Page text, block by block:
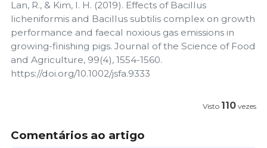
Lan, R., & Kim, I. H. (2019). Effects of Bacillus
licheniformis and Bacillus subtilis complex on growth
performance and faecal noxious gas emissions in
growing-finishing pigs. Journal of the Science of Food
and Agriculture, 99(4), 1554-1560.
https://doi.org/10.1002/jsfa.9333
Visto 110 vezes
Comentários ao artigo